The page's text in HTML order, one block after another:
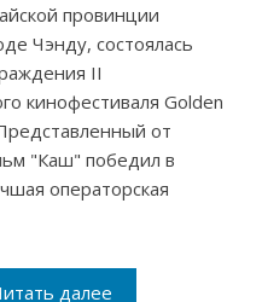
провинции
Чэнду, состоялась
ІІ
кинофестиваля Golden
от
"Каш" победил в
операторская
далее